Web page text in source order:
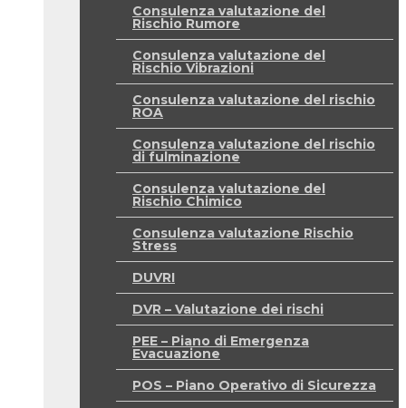
Consulenza valutazione del
Rischio Rumore
Consulenza valutazione del
Rischio Vibrazioni
Consulenza valutazione del rischio
ROA
Consulenza valutazione del rischio
di fulminazione
Consulenza valutazione del
Rischio Chimico
Consulenza valutazione Rischio
Stress
DUVRI
DVR – Valutazione dei rischi
PEE – Piano di Emergenza
Evacuazione
POS – Piano Operativo di Sicurezza